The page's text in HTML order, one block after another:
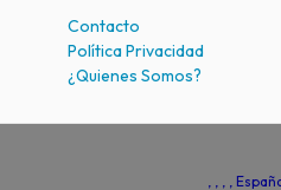
Contacto
Política Privacidad
¿Quienes Somos?
, , , ,